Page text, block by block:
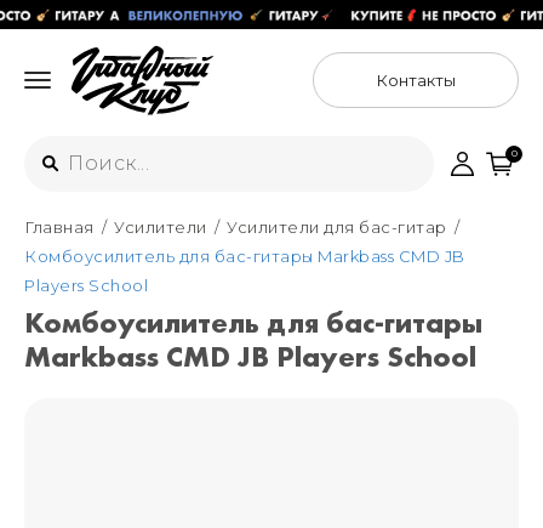
Контакты
Интернет-магазин
+7 (925) 125-54-44
Москва
+7 (925) 176-55-65
ул. Большая Новодмитровская 36с15,
Санкт-Петербург
0
Главная Усилители
Усилители для бас-гитар
Комбоусилитель для бас-гитары Markbass CMD JB
Players School
Комбоусилитель для бас-гитары
Markbass CMD JB Players School